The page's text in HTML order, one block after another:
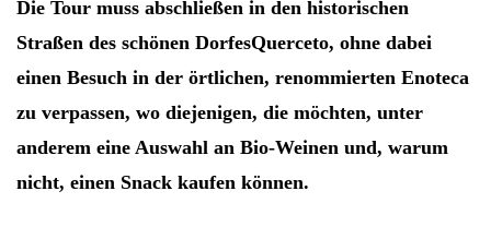
Die Tour muss abschließen in den historischen
Straßen des schönen DorfesQuerceto, ohne dabei
einen Besuch in der örtlichen, renommierten Enoteca
zu verpassen, wo diejenigen, die möchten, unter
anderem eine Auswahl an Bio-Weinen und, warum
nicht, einen Snack kaufen können.